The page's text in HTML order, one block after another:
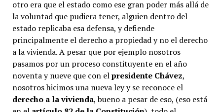
otro era que el estado como ese gran poder más allá de
la voluntad que pudiera tener, alguien dentro del
estado replicaba esa defensa, y defiende
principalmente el derecho a propiedad y no el derecho
a la vivienda. A pesar que por ejemplo nosotros
pasamos por un proceso constituyente en el año
noventa y nueve que con elpresidente Chávez,
nosotros hicimos una nueva ley y se reconoce el
derecho a la vivienda, bueno a pesar de eso, (eso está